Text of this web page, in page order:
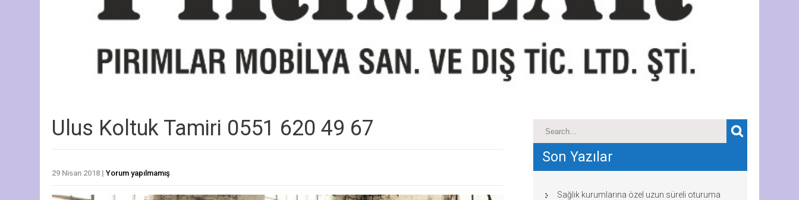
Ulus Koltuk Tamiri 0551 620 49 67
29 Nisan 2018 | Yorum yapılmamış
Son Yazılar
Sağlık kurumlarına özel uzun süreli oturuma